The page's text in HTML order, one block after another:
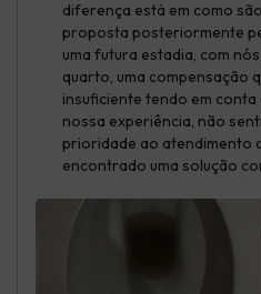
diferença está em como
proposta posteriormente
uma futura estadia, com
quarto, uma compensação
insuficiente tendo em
nossa experiência, não
prioridade ao atendimento
encontrado uma solução